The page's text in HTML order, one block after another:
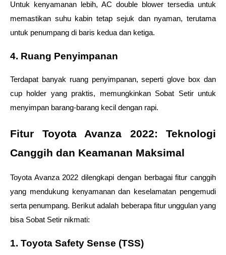
Untuk kenyamanan lebih, AC double blower tersedia untuk
memastikan suhu kabin tetap sejuk dan nyaman, terutama
untuk penumpang di baris kedua dan ketiga.
4. Ruang Penyimpanan
Terdapat banyak ruang penyimpanan, seperti glove box dan
cup holder yang praktis, memungkinkan Sobat Setir untuk
menyimpan barang-barang kecil dengan rapi.
Fitur Toyota Avanza 2022: Teknologi
Canggih dan Keamanan Maksimal
Toyota Avanza 2022 dilengkapi dengan berbagai fitur canggih
yang mendukung kenyamanan dan keselamatan pengemudi
serta penumpang. Berikut adalah beberapa fitur unggulan yang
bisa Sobat Setir nikmati:
1. Toyota Safety Sense (TSS)